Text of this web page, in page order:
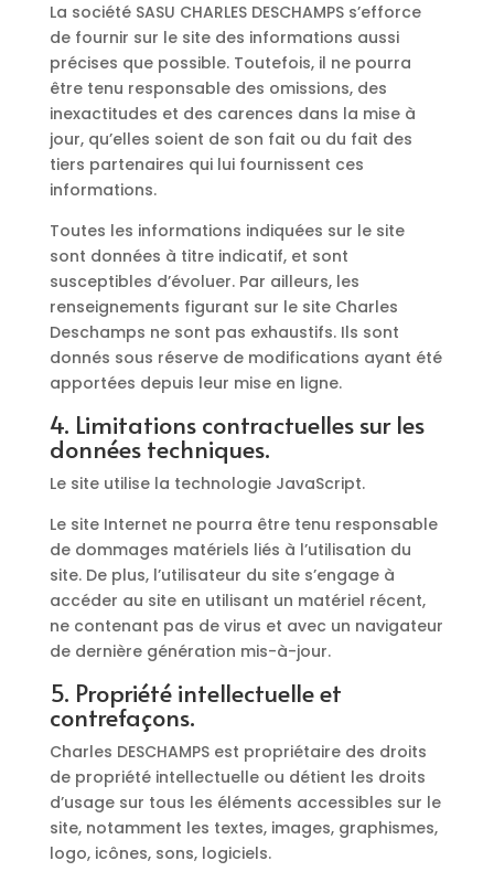
La société SASU CHARLES DESCHAMPS s’efforce
de fournir sur le site des informations aussi
précises que possible. Toutefois, il ne pourra
être tenu responsable des omissions, des
inexactitudes et des carences dans la mise à
jour, qu’elles soient de son fait ou du fait des
tiers partenaires qui lui fournissent ces
informations.
Toutes les informations indiquées sur le site
sont données à titre indicatif, et sont
susceptibles d’évoluer. Par ailleurs, les
renseignements figurant sur le site Charles
Deschamps ne sont pas exhaustifs. Ils sont
donnés sous réserve de modifications ayant été
apportées depuis leur mise en ligne.
4. Limitations contractuelles sur les
données techniques.
Le site utilise la technologie JavaScript.
Le site Internet ne pourra être tenu responsable
de dommages matériels liés à l’utilisation du
site. De plus, l’utilisateur du site s’engage à
accéder au site en utilisant un matériel récent,
ne contenant pas de virus et avec un navigateur
de dernière génération mis-à-jour.
5. Propriété intellectuelle et
contrefaçons.
Charles DESCHAMPS est propriétaire des droits
de propriété intellectuelle ou détient les droits
d’usage sur tous les éléments accessibles sur le
site, notamment les textes, images, graphismes,
logo, icônes, sons, logiciels.